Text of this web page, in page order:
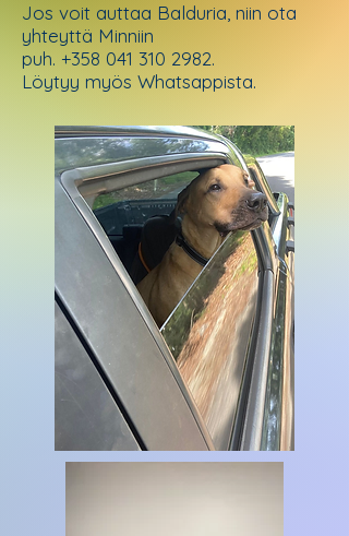
Jos voit auttaa Balduria, niin ota
yhteyttä Minniin
puh. +358 041 310 2982.
Löytyy myös Whatsappista.